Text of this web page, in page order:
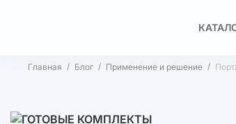
Главная Блог Применение и решение